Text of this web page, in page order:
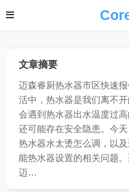
文章摘要
迈森睿厨热水器市区快速
活中，热水器是我们离不
会遇到热水器出水温度过
还可能存在安全隐患。今
热水器水太烫怎么调，以
能热水器设置的相关问题
迈…